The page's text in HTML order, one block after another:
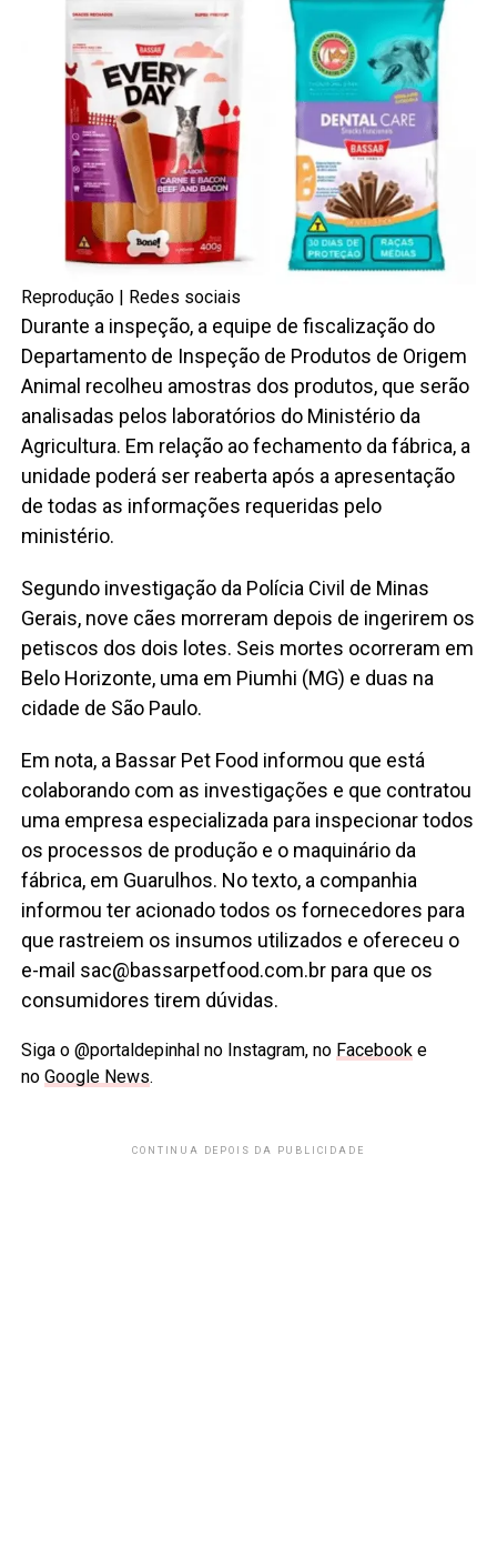
Reprodução | Redes sociais
Durante a inspeção, a equipe de fiscalização do
Departamento de Inspeção de Produtos de Origem
Animal recolheu amostras dos produtos, que serão
analisadas pelos laboratórios do Ministério da
Agricultura. Em relação ao fechamento da fábrica, a
unidade poderá ser reaberta após a apresentação
de todas as informações requeridas pelo
ministério.
Segundo investigação da Polícia Civil de Minas
Gerais, nove cães morreram depois de ingerirem os
petiscos dos dois lotes. Seis mortes ocorreram em
Belo Horizonte, uma em Piumhi (MG) e duas na
cidade de São Paulo.
Em nota, a Bassar Pet Food informou que está
colaborando com as investigações e que contratou
uma empresa especializada para inspecionar todos
os processos de produção e o maquinário da
fábrica, em Guarulhos. No texto, a companhia
informou ter acionado todos os fornecedores para
que rastreiem os insumos utilizados e ofereceu o
e-mail sac@bassarpetfood.com.br para que os
consumidores tirem dúvidas.
Siga o @portaldepinhal no Instagram, no Facebooke
no Google News.
CONTINUA DEPOIS DA PUBLICIDADE